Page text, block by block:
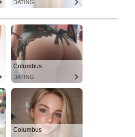
DATING
Columbus
DATING
Columbus